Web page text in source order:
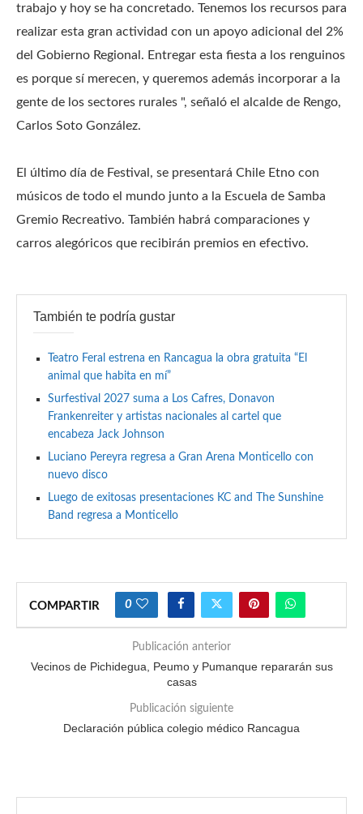
trabajo y hoy se ha concretado. Tenemos los recursos para
realizar esta gran actividad con un apoyo adicional del 2%
del Gobierno Regional. Entregar esta fiesta a los renguinos
es porque sí merecen, y queremos además incorporar a la
gente de los sectores rurales ", señaló el alcalde de Rengo,
Carlos Soto González.
El último día de Festival, se presentará Chile Etno con
músicos de todo el mundo junto a la Escuela de Samba
Gremio Recreativo. También habrá comparaciones y
carros alegóricos que recibirán premios en efectivo.
También te podría gustar
Teatro Feral estrena en Rancagua la obra gratuita “El
animal que habita en mí”
Surfestival 2027 suma a Los Cafres, Donavon
Frankenreiter y artistas nacionales al cartel que
encabeza Jack Johnson
Luciano Pereyra regresa a Gran Arena Monticello con
nuevo disco
Luego de exitosas presentaciones KC and The Sunshine
Band regresa a Monticello
COMPARTIR 0
Publicación anterior
Vecinos de Pichidegua, Peumo y Pumanque repararán sus
casas
Publicación siguiente
Declaración pública colegio médico Rancagua